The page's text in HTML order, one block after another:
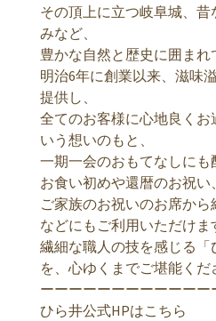
その頂上に立つ岐阜城、
みなど、
豊かな自然と歴史に囲まれ
明治6年に創業以来、滋味
提供し、
全てのお客様に心地良くお
いう想いのもと、
一期一会のおもてなしにも
お食い初めや還暦のお祝
ご家族のお祝いのお席か
などにもご利用いただけま
繊細な職人の技を感じる
を、心ゆくまでご堪能くだ
ーーーーーーーーーーー
ひら井公式HPはこちら